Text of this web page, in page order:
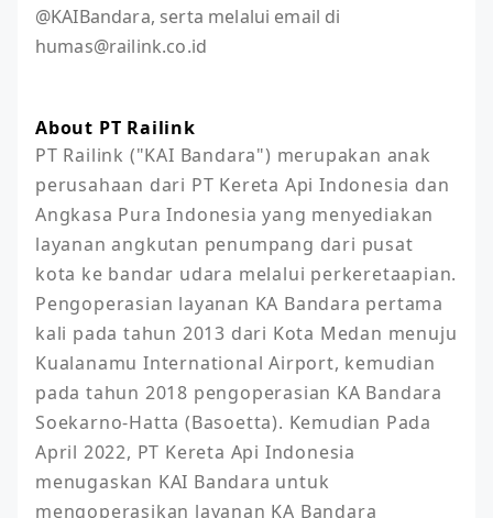
@KAIBandara, serta melalui email di
humas@railink.co.id
About PT Railink
PT Railink ("KAI Bandara") merupakan anak
perusahaan dari PT Kereta Api Indonesia dan
Angkasa Pura Indonesia yang menyediakan
layanan angkutan penumpang dari pusat
kota ke bandar udara melalui perkeretaapian.
Pengoperasian layanan KA Bandara pertama
kali pada tahun 2013 dari Kota Medan menuju
Kualanamu International Airport, kemudian
pada tahun 2018 pengoperasian KA Bandara
Soekarno-Hatta (Basoetta). Kemudian Pada
April 2022, PT Kereta Api Indonesia
menugaskan KAI Bandara untuk
mengoperasikan layanan KA Bandara